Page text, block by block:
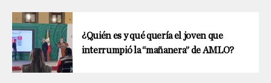
¿Quién es y qué quería el joven que
interrumpió la “mañanera” de AMLO?